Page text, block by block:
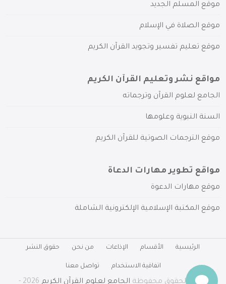
موقع المسلم الجديد
موقع الصلاة في الإسلام
موقع تعليم تفسير وتجويد القرآن الكريم
مواقع نشر وتعليم القرآن الكريم
الجامع لعلوم القرآن وترجماته
السنة النبوية وعلومها
موقع الترجمات الصوتية للقرآن الكريم
مواقع تطوير مهارات الدعاة
موقع مهارات الدعوة
موقع المكتبة الإسلامية الإلكترونية الشاملة
الرئيسية الأقسام الإذاعات من نحن حقوق النشر
اتفاقية الاستخدام تواصل معنا
جميع الحقوق محفوظة الجامع لعلوم القرآن الكريم 2026 -